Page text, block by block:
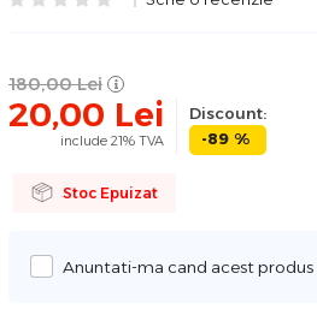
180,00 Lei
20,00 Lei
include 21% TVA
Discount:
-89 %
Stoc Epuizat
Anuntati-ma cand acest produs